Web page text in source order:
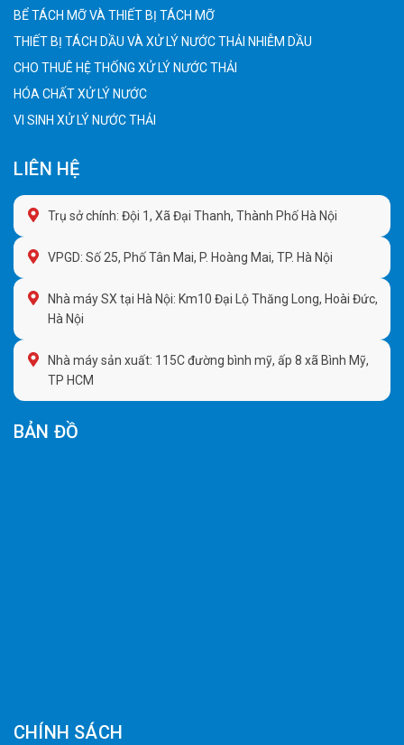
BỂ TÁCH MỠ VÀ THIẾT BỊ TÁCH MỠ
THIẾT BỊ TÁCH DẦU VÀ XỬ LÝ NƯỚC THẢI NHIỄM DẦU
CHO THUÊ HỆ THỐNG XỬ LÝ NƯỚC THẢI
HÓA CHẤT XỬ LÝ NƯỚC
VI SINH XỬ LÝ NƯỚC THẢI
LIÊN HỆ
Trụ sở chính: Đội 1, Xã Đại Thanh, Thành Phố Hà Nội
VPGD: Số 25, Phố Tân Mai, P. Hoàng Mai, TP. Hà Nội
Nhà máy SX tại Hà Nội: Km10 Đại Lộ Thăng Long, Hoài Đức,
Hà Nội
Nhà máy sản xuất: 115C đường bình mỹ, ấp 8 xã Bình Mỹ,
TP HCM
BẢN ĐỒ
CHÍNH SÁCH